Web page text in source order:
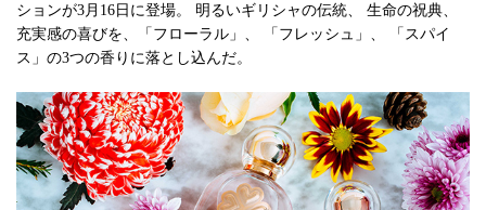
ションが3月16日に登場。 明るいギリシャの伝統、 生命の祝典、
充実感の喜びを、「フローラル」、 「フレッシュ」、 「スパイ
ス」の3つの香りに落とし込んだ。